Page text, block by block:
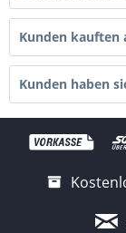
Kunden kauften
Kunden haben